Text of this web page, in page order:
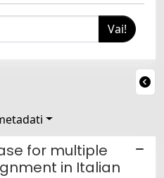
for multiple
in Italian